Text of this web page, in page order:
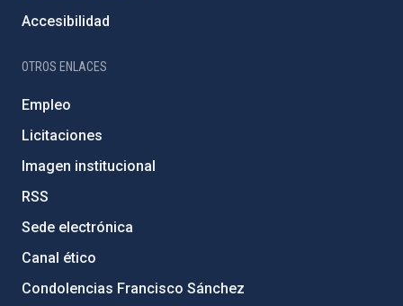
Accesibilidad
OTROS ENLACES
Empleo
Licitaciones
Imagen institucional
RSS
Sede electrónica
Canal ético
Condolencias Francisco Sánchez